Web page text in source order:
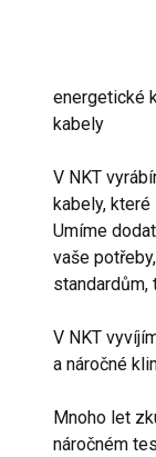
energetické
kabely
V NKT
kabely,
Umíme
vaše
standardům,
V NKT
a náročné
Mnoho let
náročném